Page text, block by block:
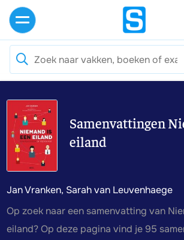
Samenvattingen
eiland
Jan Vranken, Sarah van Leuvenhaege
Op zoek naar een samenvatting van
eiland? Op deze pagina vind je 95